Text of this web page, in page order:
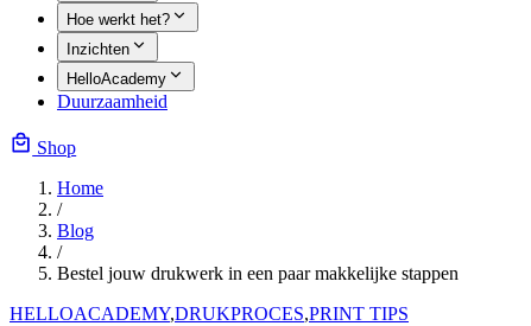
Hoe werkt het?
Inzichten
HelloAcademy
Duurzaamheid
Shop
Home
/
Blog
/
Bestel jouw drukwerk in een paar makkelijke stappen
HELLOACADEMY,DRUKPROCES,PRINT TIPS